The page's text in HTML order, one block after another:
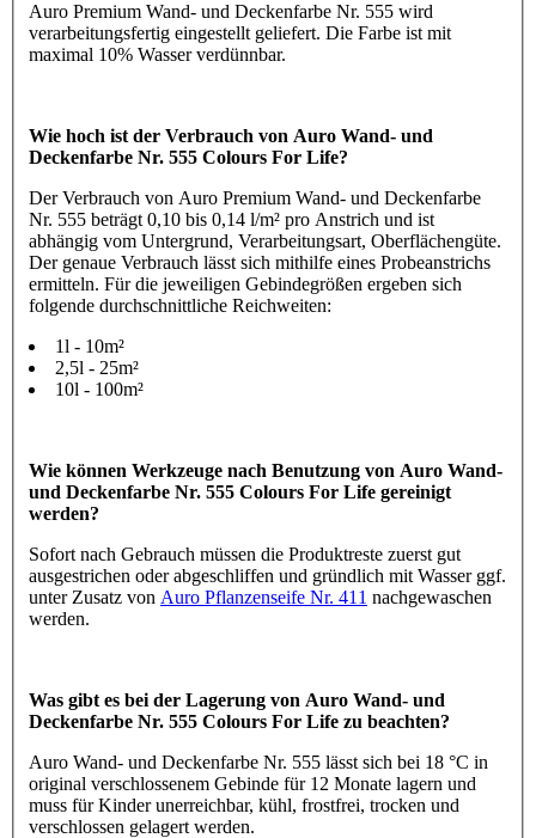
Auro Premium Wand- und Deckenfarbe Nr. 555 wird
verarbeitungsfertig eingestellt geliefert. Die Farbe ist mit
maximal 10% Wasser verdünnbar.
Wie hoch ist der Verbrauch von Auro Wand- und
Deckenfarbe Nr. 555 Colours For Life?
Der Verbrauch von Auro Premium Wand- und Deckenfarbe
Nr. 555 beträgt 0,10 bis 0,14 l/m² pro Anstrich und ist
abhängig vom Untergrund, Verarbeitungsart, Oberflächengüte.
Der genaue Verbrauch lässt sich mithilfe eines Probeanstrichs
ermitteln. Für die jeweiligen Gebindegrößen ergeben sich
folgende durchschnittliche Reichweiten:
1l - 10m²
2,5l - 25m²
10l - 100m²
Wie können Werkzeuge nach Benutzung von Auro Wand-
und Deckenfarbe Nr. 555 Colours For Life gereinigt
werden?
Sofort nach Gebrauch müssen die Produktreste zuerst gut
ausgestrichen oder abgeschliffen und gründlich mit Wasser ggf.
unter Zusatz von Auro Pflanzenseife Nr. 411 nachgewaschen
werden.
Was gibt es bei der Lagerung von Auro Wand- und
Deckenfarbe Nr. 555 Colours For Life zu beachten?
Auro Wand- und Deckenfarbe Nr. 555 lässt sich bei 18 °C in
original verschlossenem Gebinde für 12 Monate lagern und
muss für Kinder unerreichbar, kühl, frostfrei, trocken und
verschlossen gelagert werden.